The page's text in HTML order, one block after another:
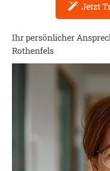
Jetzt
Ihr persönlicher
Rothenfels